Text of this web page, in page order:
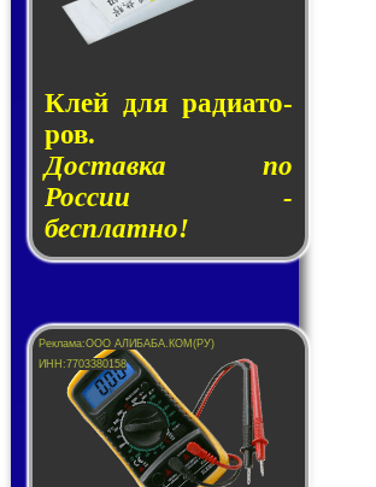
Клей для ра­ди­а­то­
ров.
Доставка по
России -
бесплатно!